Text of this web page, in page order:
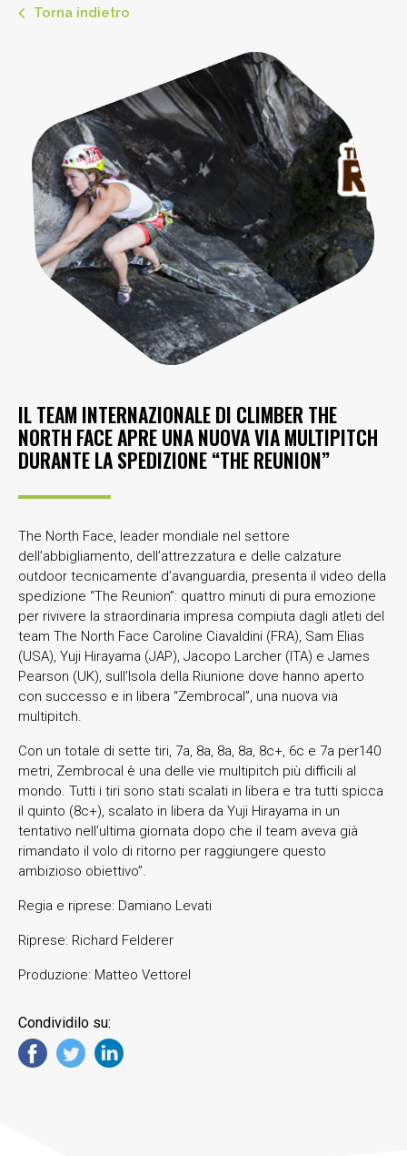
Torna indietro
IL TEAM INTERNAZIONALE DI CLIMBER THE
NORTH FACE APRE UNA NUOVA VIA MULTIPITCH
DURANTE LA SPEDIZIONE “THE REUNION”
The North Face, leader mondiale nel settore
dell’abbigliamento, dell’attrezzatura e delle calzature
outdoor tecnicamente d’avanguardia, presenta il video della
spedizione “The Reunion”: quattro minuti di pura emozione
per rivivere la straordinaria impresa compiuta dagli atleti del
team The North Face Caroline Ciavaldini (FRA), Sam Elias
(USA), Yuji Hirayama (JAP), Jacopo Larcher (ITA) e James
Pearson (UK), sull’Isola della Riunione dove hanno aperto
con successo e in libera “Zembrocal”, una nuova via
multipitch.
Con un totale di sette tiri, 7a, 8a, 8a, 8a, 8c+, 6c e 7a per140
metri, Zembrocal è una delle vie multipitch più difficili al
mondo. Tutti i tiri sono stati scalati in libera e tra tutti spicca
il quinto (8c+), scalato in libera da Yuji Hirayama in un
tentativo nell’ultima giornata dopo che il team aveva già
rimandato il volo di ritorno per raggiungere questo
ambizioso obiettivo”.
Regia e riprese: Damiano Levati
Riprese: Richard Felderer
Produzione: Matteo Vettorel
Condividilo su: